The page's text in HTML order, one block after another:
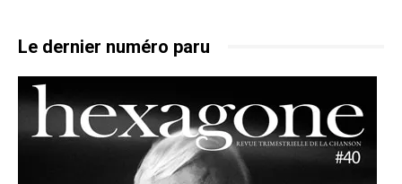
Le dernier numéro paru